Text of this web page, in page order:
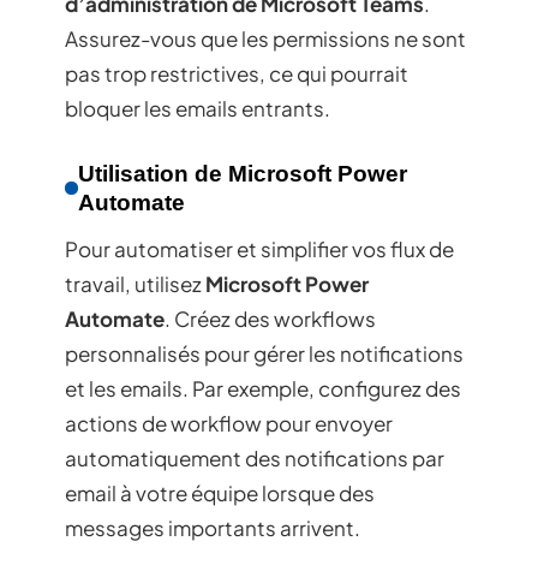
Assurez-vous que les permissions ne sont
pas trop restrictives, ce qui pourrait
bloquer les emails entrants.
Utilisation de Microsoft Power
Automate
Pour automatiser et simplifier vos flux de
travail, utilisezMicrosoft Power
Automate. Créez des workflows
personnalisés pour gérer les notifications
et les emails. Par exemple, configurez des
actions de workflow pour envoyer
automatiquement des notifications par
email à votre équipe lorsque des
messages importants arrivent.